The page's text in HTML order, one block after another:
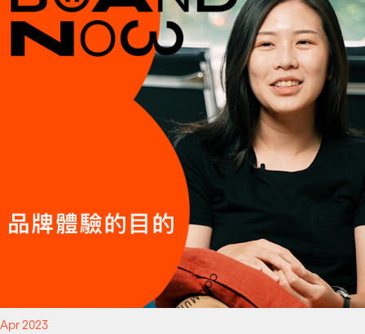
Apr 2023